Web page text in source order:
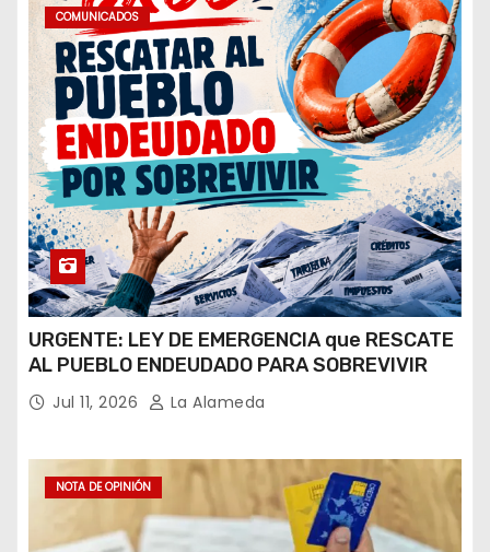
COMUNICADOS
URGENTE: LEY DE EMERGENCIA que RESCATE
AL PUEBLO ENDEUDADO PARA SOBREVIVIR
Jul 11, 2026 La Alameda
NOTA DE OPINIÓN